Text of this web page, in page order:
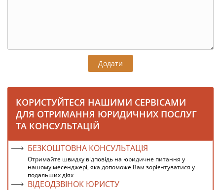
Додати
КОРИСТУЙТЕСЯ НАШИМИ СЕРВІСАМИ
ДЛЯ ОТРИМАННЯ ЮРИДИЧНИХ ПОСЛУГ
ТА КОНСУЛЬТАЦІЙ
БЕЗКОШТОВНА КОНСУЛЬТАЦІЯ
Отримайте швидку відповідь на юридичне питання у
нашому месенджері, яка допоможе Вам зорієнтуватися у
подальших діях
ВІДЕОДЗВІНОК ЮРИСТУ